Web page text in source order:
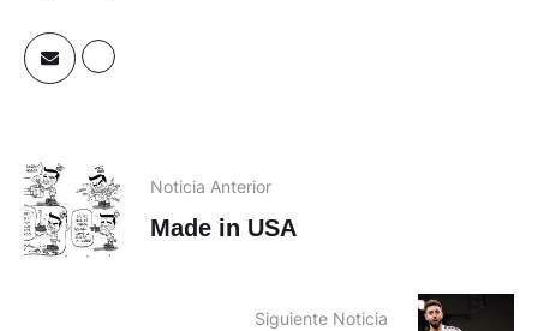
Noticia Anterior
Made in USA
Siguiente Noticia